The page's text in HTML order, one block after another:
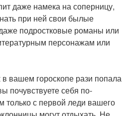
даже намека на соперницу,
при ней свои былые
подростковые романы или
персонажам или
вашем гороскопе рази попала
почувствуете себя по-
только с первой леди вашего